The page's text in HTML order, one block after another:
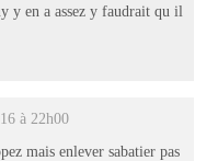
y en a assez y faudrait qu il
à 22h00
mais enlever sabatier pas